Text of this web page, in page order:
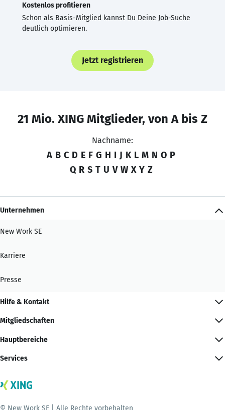
Kostenlos profitieren
Schon als Basis-Mitglied kannst Du Deine Job-Suche
deutlich optimieren.
Jetzt registrieren
21 Mio. XING Mitglieder, von A bis Z
Nachname:
A B C D E F G H I J K L M N O P
Q R S T U V W X Y Z
Unternehmen
New Work SE
Karriere
Presse
Hilfe & Kontakt
Mitgliedschaften
Hauptbereiche
Services
© New Work SE | Alle Rechte vorbehalten